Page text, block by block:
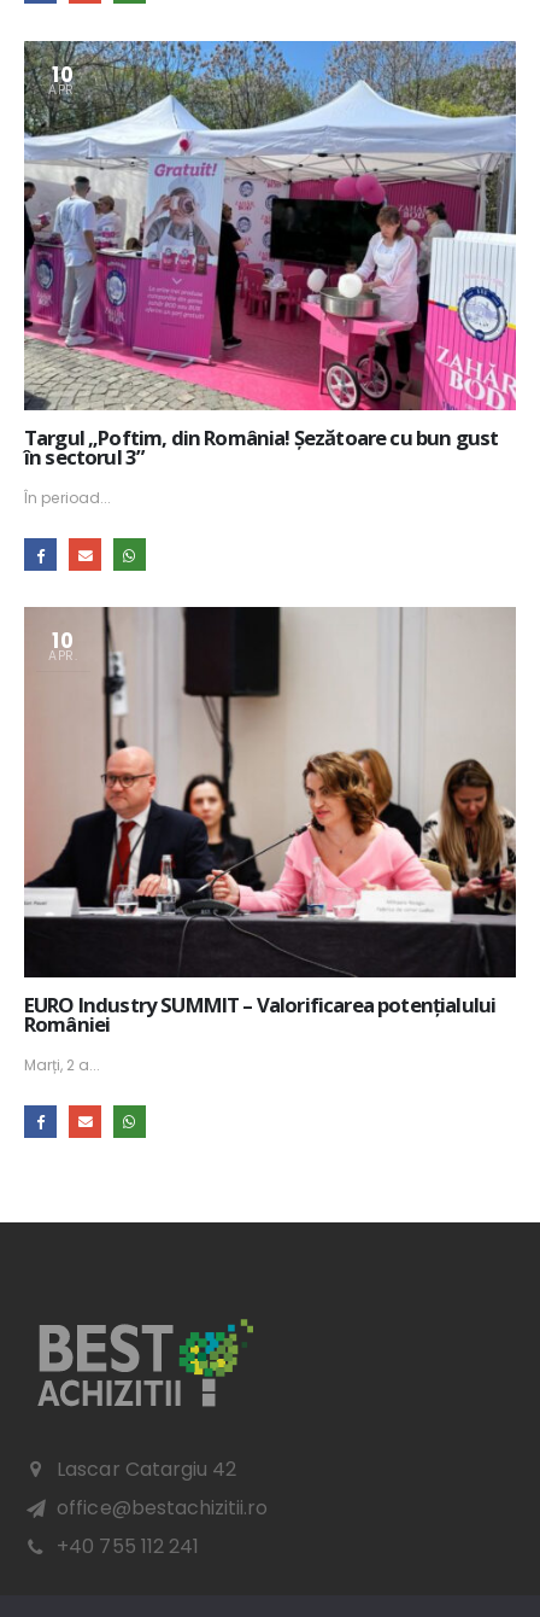
10
APR.
Targul „Poftim, din România! Șezătoare cu bun gust
în sectorul 3”
În perioad...
10
APR.
EURO Industry SUMMIT – Valorificarea potențialului
României
Marți, 2 a...
Lascar Catargiu 42
office@bestachizitii.ro
+40 755 112 241